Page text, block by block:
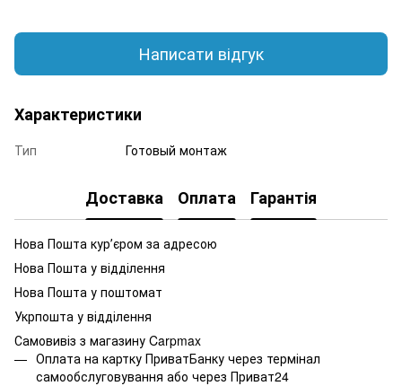
Написати відгук
Характеристики
Тип Готовый монтаж
Доставка Оплата Гарантія
Нова Пошта курʼєром за адресою
Нова Пошта у відділення
Нова Пошта у поштомат
Укрпошта у відділення
Самовивіз з магазину Carpmax
Оплата на картку ПриватБанку через термінал
самообслуговування або через Приват24